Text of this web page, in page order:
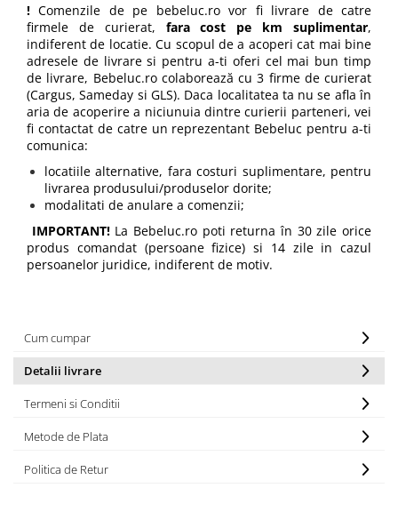
! Comenzile de pe bebeluc.ro vor fi livrare de catre
firmele de curierat, fara cost pe km suplimentar,
indiferent de locatie. Cu scopul de a acoperi cat mai bine
adresele de livrare si pentru a-ti oferi cel mai bun timp
de livrare, Bebeluc.ro colaborează cu 3 firme de curierat
(Cargus, Sameday si GLS). Daca localitatea ta nu se afla în
aria de acoperire a niciunuia dintre curierii parteneri, vei
fi contactat de catre un reprezentant Bebeluc pentru a-ti
comunica:
locatiile alternative, fara costuri suplimentare, pentru
livrarea produsului/produselor dorite;
modalitati de anulare a comenzii;
IMPORTANT!La Bebeluc.ro poti returna în 30 zile orice
produs comandat (persoane fizice) si 14 zile in cazul
persoanelor juridice, indiferent de motiv.
Cum cumpar
Detalii livrare
Termeni si Conditii
Metode de Plata
Politica de Retur